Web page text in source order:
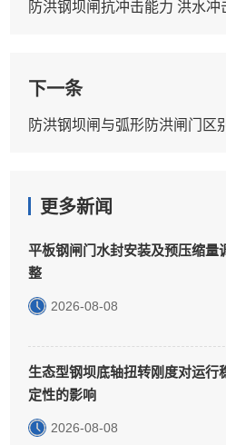
防洪钢坝闸抗冲击能力 洪水
下一条
防洪钢坝闸与弧形防洪闸门区
更多新闻
平板钢闸门水封安装及预压缩量
整
2026-08-08
生态型钢坝底轴扭转刚度对运行
定性的影响
2026-08-08